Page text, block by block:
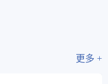
更多 +